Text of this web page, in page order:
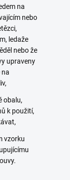
na
nebo
ledaže
nebo že
upraveny
na
obalu,
k použití,
vzorku